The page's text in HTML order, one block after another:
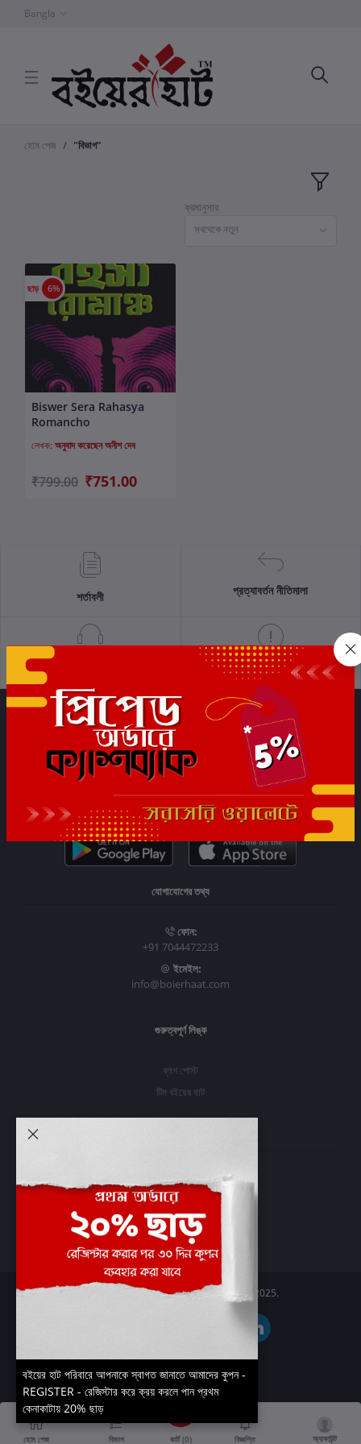
Bangla
হোম পেজ "বিভাগ"
ক্রমানুসার
সবথেকে নতুন
ছাড় 6%
কার্টে যোগ করুন
Biswer Sera Rahasya
Romancho
লেখক: অনুবাদ করেছেন অনীশ দেব
₹799.00 ₹751.00
শর্তাবলী প্রত্যাবর্তন নীতিমালা
গোপনীয়তা নীতি
সাবস্ক্রাইব
যোগাযোগের তথ্য
ফোন:
+91 7044472233
ইমেইল:
info@boierhaat.com
গুরুত্বপূর্ণ লিঙ্ক
ব্লগ পোস্ট
টিম বইয়ের হাট
প্রবেশ করুন
অর্ডার ইতিহাস
আমার ইচ্ছাগুলি
অর্ডার ট্র্যাকিং
Boier Haat™ | © All rights reserved 2025.
হোম পেজ বিভাগ কার্ট (0) বিজ্ঞপ্তি অ্যাকাউন্ট
বইয়ের হাট পরিবারে আপনাকে স্বাগত জানাতে আমাদের কুপন -
REGISTER - রেজিস্টার করে ক্রয় করলে পান প্রথম
কেনাকাটায় 20% ছাড়